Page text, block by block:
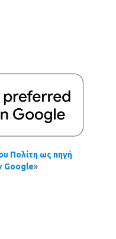
Πολίτη ως πηγή
Google»